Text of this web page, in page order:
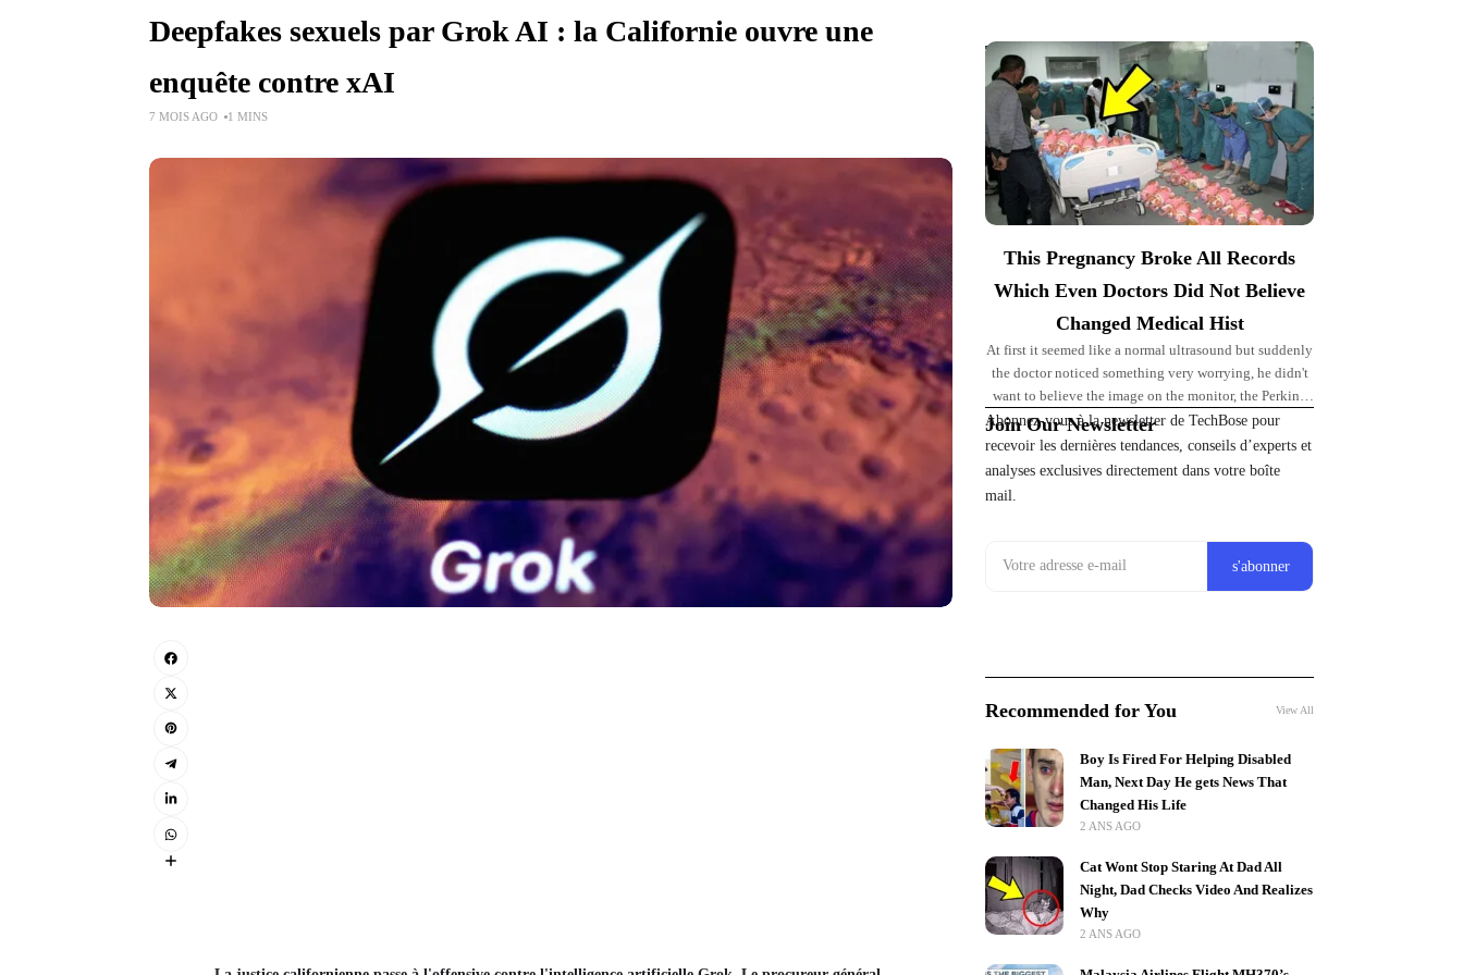
Deepfakes sexuels par Grok AI : la Californie ouvre une
enquête contre xAI
7 MOIS AGO 1 MINS
Top Picks for You
This Pregnancy Broke All Records
Which Even Doctors Did Not Believe
Changed Medical Hist
At first it seemed like a normal ultrasound but suddenly
the doctor noticed something very worrying, he didn't
want to believe the image on the monitor, the Perkins'
pregnancy took
Join Our Newsletter
Abonnez-vous à la newsletter de TechBose pour
recevoir les dernières tendances, conseils d’experts et
analyses exclusives directement dans votre boîte
mail.
Recommended for You View All
Boy Is Fired For Helping Disabled
Man, Next Day He gets News That
Changed His Life
2 ANS AGO
Cat Wont Stop Staring At Dad All
Night, Dad Checks Video And Realizes
Why
2 ANS AGO